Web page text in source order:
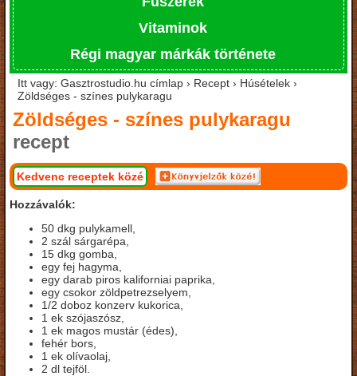
Vitaminok
Régi magyar márkák története
Itt vagy: Gasztrostudio.hu címlap › Recept › Húsételek ›
Zöldséges - színes pulykaragu
Zöldséges - színes pulykaragu
recept
Kedvenc receptek közé
Hozzávalók:
50 dkg pulykamell,
2 szál sárgarépa,
15 dkg gomba,
egy fej hagyma,
egy darab piros kaliforniai paprika,
egy csokor zöldpetrezselyem,
1/2 doboz konzerv kukorica,
1 ek szójaszósz,
1 ek magos mustár (édes),
fehér bors,
1 ek olívaolaj,
2 dl tejföl.